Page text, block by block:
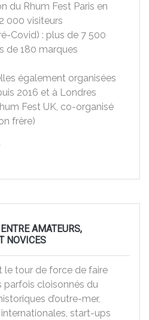
du Rhum Fest Paris en
000 visiteurs
Covid) : plus de 7 500
de 180 marques
également organisées
2016 et à Londres
Fest UK, co-organisé
frère)
AMATEURS,
NOVICES
le tour de force de faire
parfois cloisonnés du
d’outre-mer,
start-ups